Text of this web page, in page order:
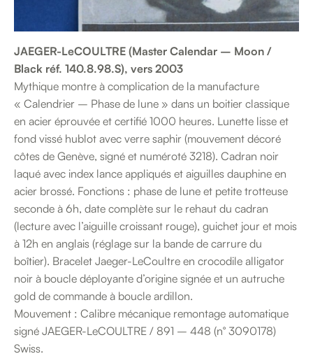
JAEGER-LeCOULTRE (Master Calendar – Moon /
Black réf. 140.8.98.S), vers 2003
Mythique montre à complication de la manufacture
« Calendrier – Phase de lune » dans un boitier classique
en acier éprouvée et certifié 1000 heures. Lunette lisse et
fond vissé hublot avec verre saphir (mouvement décoré
côtes de Genève, signé et numéroté 3218). Cadran noir
laqué avec index lance appliqués et aiguilles dauphine en
acier brossé. Fonctions : phase de lune et petite trotteuse
seconde à 6h, date complète sur le rehaut du cadran
(lecture avec l’aiguille croissant rouge), guichet jour et mois
à 12h en anglais (réglage sur la bande de carrure du
boîtier). Bracelet Jaeger-LeCoultre en crocodile alligator
noir à boucle déployante d’origine signée et un autruche
gold de commande à boucle ardillon.
Mouvement : Calibre mécanique remontage automatique
signé JAEGER-LeCOULTRE / 891 – 448 (n° 3090178)
Swiss.